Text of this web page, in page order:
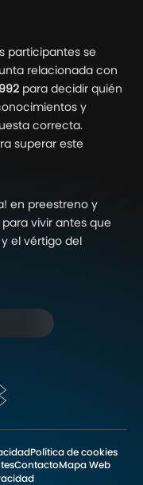
participantes se
relacionada con
para decidir quién
y
correcta.
superar este
en preestreno y
vivir antes que
el vértigo del
Política de cookies
ContactoMapa Web